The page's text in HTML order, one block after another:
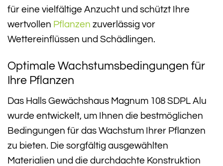
für eine vielfältige Anzucht und schützt Ihre
wertvollen Pflanzen zuverlässig vor
Wettereinflüssen und Schädlingen.
Optimale Wachstumsbedingungen für
Ihre Pflanzen
Das Halls Gewächshaus Magnum 108 SDPL Alu
wurde entwickelt, um Ihnen die bestmöglichen
Bedingungen für das Wachstum Ihrer Pflanzen
zu bieten. Die sorgfältig ausgewählten
Materialien und die durchdachte Konstruktion